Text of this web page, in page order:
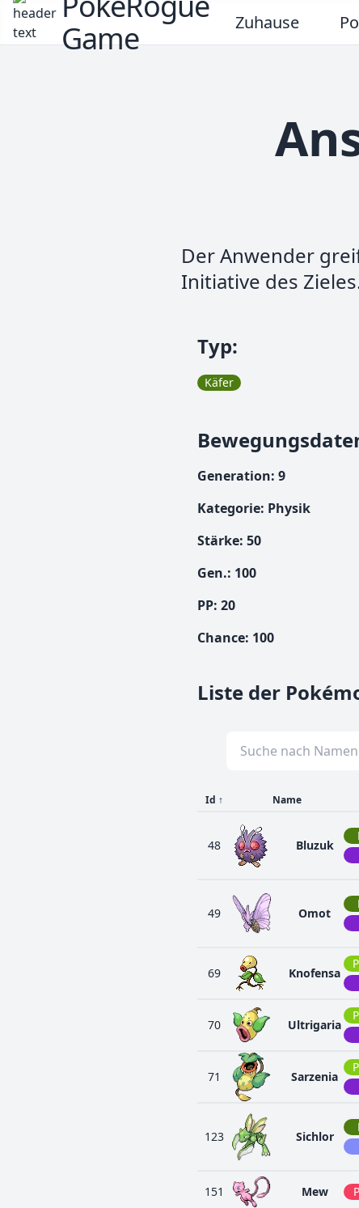
Game
Zuhause
Der Anwender
Initiative des
Typ:
Käfer
Generation: 9
Kategorie: Physik
Stärke: 50
Gen.: 100
PP: 20
Chance: 100
Liste der
Id ↑ Name
48 Bluzuk
49 Omot
69 Knofensa
70 Ultrigaria
71 Sarzenia
123 Sichlor
151 Mew